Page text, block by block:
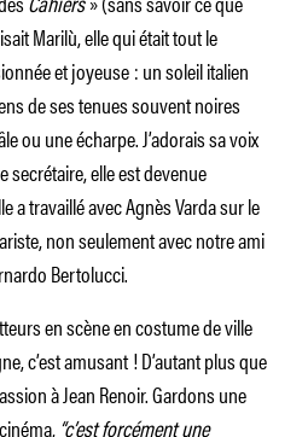
Marilù, elle qui était tout le
et joyeuse : un soleil italien
de ses tenues souvent noires
ou une écharpe. J’adorais sa voix
secrétaire, elle est devenue
a travaillé avec Agnès Varda sur le
non seulement avec notre ami
Bertolucci.
en scène en costume de ville
c’est amusant ! D’autant plus que
à Jean Renoir. Gardons une
“c’est forcément une